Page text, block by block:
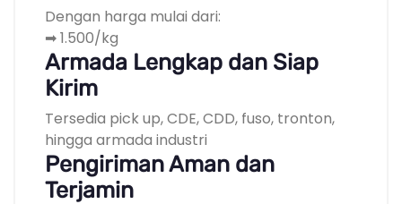
Dengan harga mulai dari:
➡ 1.500/kg
Armada Lengkap dan Siap
Kirim
Tersedia pick up, CDE, CDD, fuso, tronton,
hingga armada industri
Pengiriman Aman dan
Terjamin